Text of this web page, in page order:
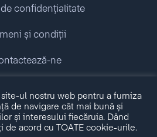
- 2026 Ascent Group.
rights reserved.
de confidențialitate
și condiții
ne
ul nostru web pentru a furniza
de navigare cât mai bună și
și interesului fiecăruia. Dând
de acord cu TOATE cookie-urile.